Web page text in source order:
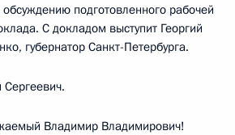
подготовленного рабочей
С докладом выступит Георгий
губернатор Санкт-Петербурга.
Сергеевич.
Владимир Владимирович!